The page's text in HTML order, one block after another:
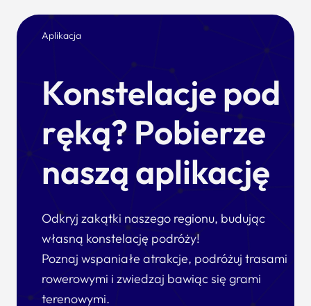
Aplikacja
Konstelacje pod
ręką? Pobierze
naszą aplikację
Odkryj zakątki naszego regionu, budując
własną konstelację podróży!
Poznaj wspaniałe atrakcje, podróżuj trasami
rowerowymi i zwiedzaj bawiąc się grami
terenowymi.